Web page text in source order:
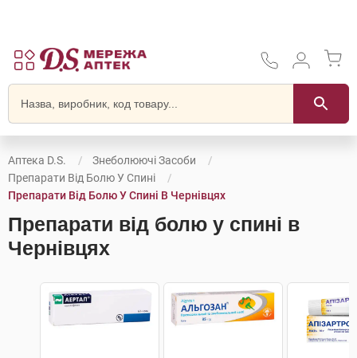
Аптека D.S.
Знеболюючі Засоби
Препарати Від Болю У Спині
Препарати Від Болю У Спині В Чернівцях
Препарати від болю у спині в
Чернівцях